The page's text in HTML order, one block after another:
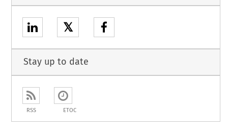
𝕏
Stay up to date
RSS ETOC